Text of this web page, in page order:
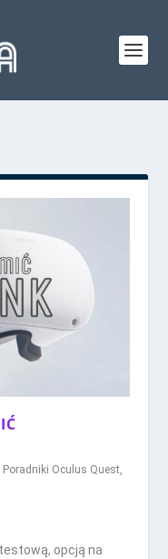
Poradniki Oculus Quest
opcją na